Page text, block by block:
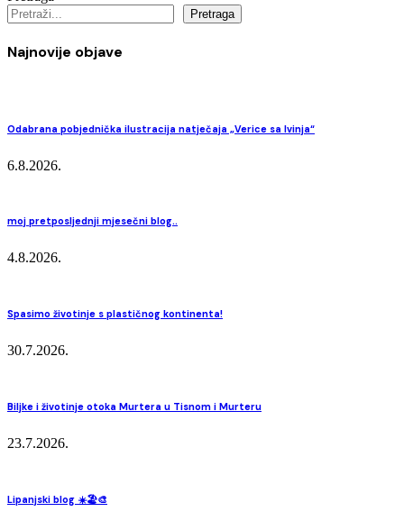
Pretraga
Najnovije objave
Odabrana pobjednička ilustracija natječaja „Verice sa Ivinja“
6.8.2026.
moj pretposljednji mjesečni blog..
4.8.2026.
Spasimo životinje s plastičnog kontinenta!
30.7.2026.
Biljke i životinje otoka Murtera u Tisnom i Murteru
23.7.2026.
Lipanjski blog ☀️🏖️🎨